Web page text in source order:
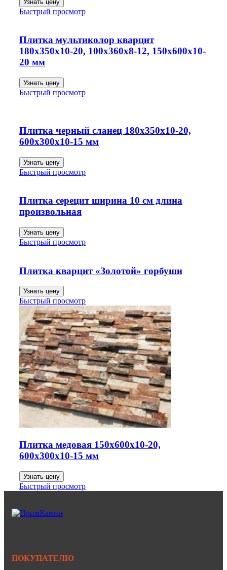
Узнать цену
Быстрый просмотр
Плитка мультиколор кварцит
180х350х10-20, 100х360х8-12, 150х600х10-
20 мм
Узнать цену
Быстрый просмотр
Плитка черный сланец 180х350х10-20,
600х300х10-15 мм
Узнать цену
Быстрый просмотр
Плитка серецит ширина 10 см длина
произвольная
Узнать цену
Быстрый просмотр
Плитка кварцит «Золотой» горбуши
Узнать цену
Быстрый просмотр
Плитка медовая 150х600х10-20,
600х300х10-15 мм
Узнать цену
Быстрый просмотр
ПОКУПАТЕЛЮ